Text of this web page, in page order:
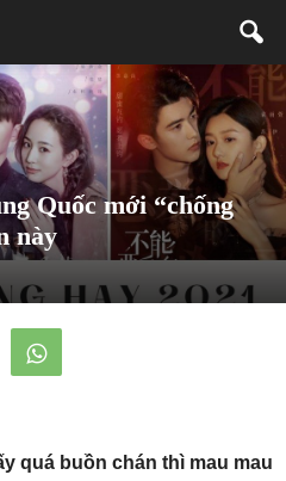
Quốc mới “chống
này
quá buồn chán thì mau mau